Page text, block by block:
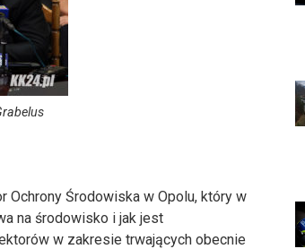
Ochrony Środowiska w Opolu, który w
na środowisko i jak jest
w zakresie trwających obecnie